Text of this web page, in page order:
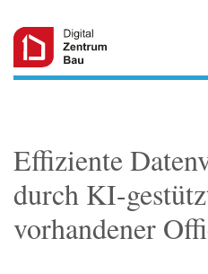
Effiziente
durch KI-
vorhandener